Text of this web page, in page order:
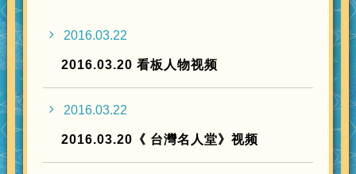
2016.03.22
2016.03.20 看板人物视频
2016.03.22
2016.03.20《 台灣名人堂》视频